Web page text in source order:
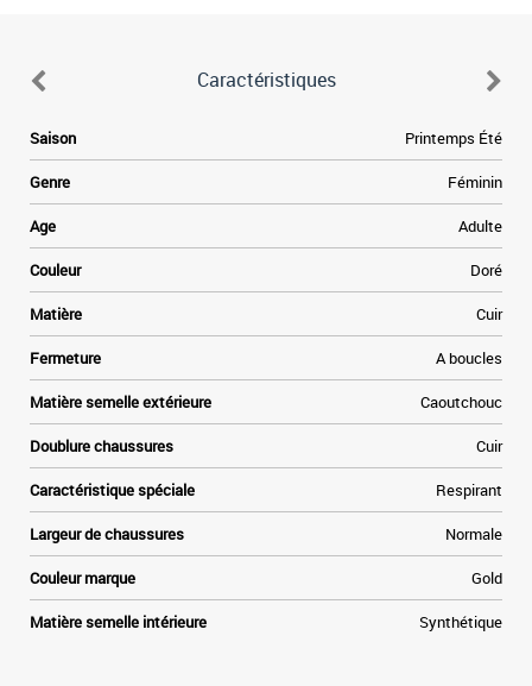
Caractéristiques
Saison Printemps Été
Genre Féminin
Age Adulte
Couleur Doré
Matière Cuir
Fermeture A boucles
Matière semelle extérieure Caoutchouc
Doublure chaussures Cuir
Caractéristique spéciale Respirant
Largeur de chaussures Normale
Couleur marque Gold
Matière semelle intérieure Synthétique